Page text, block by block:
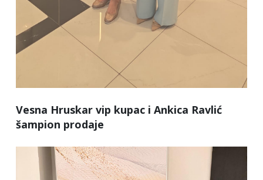
Vesna Hruskar vip kupac i Ankica Ravlić
šampion prodaje